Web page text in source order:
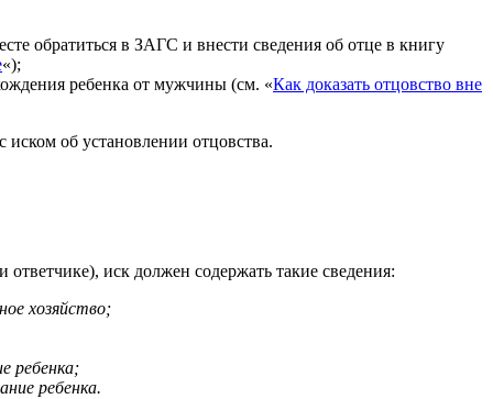
обратиться в ЗАГС и внести сведения об отце в книгу
«);
ребенка от мужчины (см. «Как доказать отцовство вне
об установлении отцовства.
иск должен содержать такие сведения:
хозяйство;
ребенка;
ребенка.